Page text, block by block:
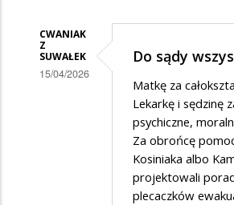
CWANIAK
Z
SUWAŁEK
15/04/2026
Do sądy
Matkę za
Lekarkę i sędzinę
psychiczne,
Za obrońcę
Kosiniaka albo
projektowali
plecaczków